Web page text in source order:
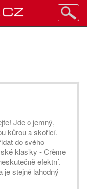
Jde o jemný,
kůrou a skořicí.
do svého
klasiky - Crème
efektní.
je stejně lahodný